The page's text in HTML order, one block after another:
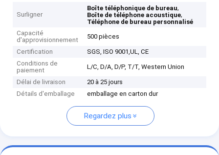
Surligner
Boîte téléphonique de bureau,
Boîte de téléphone acoustique,
Téléphone de bureau personnalisé
Capacité
d'approvisionnement
500 pièces
Certification
SGS, ISO 9001,UL, CE
Conditions de
paiement
L/C, D/A, D/P, T/T, Western Union
Délai de livraison
20 à 25 jours
Détails d'emballage
emballage en carton dur
Regardez plus